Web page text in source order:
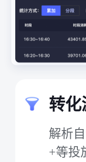
转化
解析
+等投